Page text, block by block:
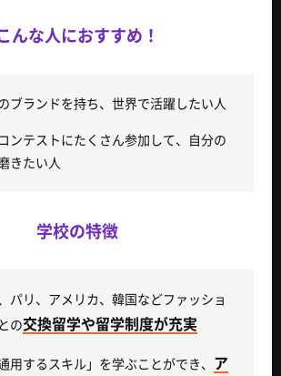
んな人におすすめ！
ブランドを持ち、世界で活躍したい人
ンテストにたくさん参加して、自分の
きたい人
学校の特徴
パリ、アメリカ、韓国などファッショ
の交換留学や留学制度が充実
用するスキル」を学ぶことができ、 ア